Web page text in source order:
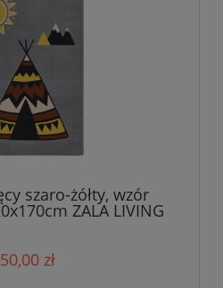
szaro-żółty, wzór
ZALA LIVING
zł